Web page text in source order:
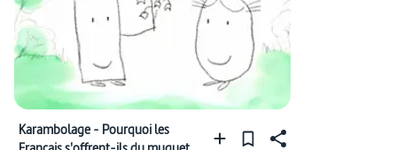
Karambolage - Pourquoi les